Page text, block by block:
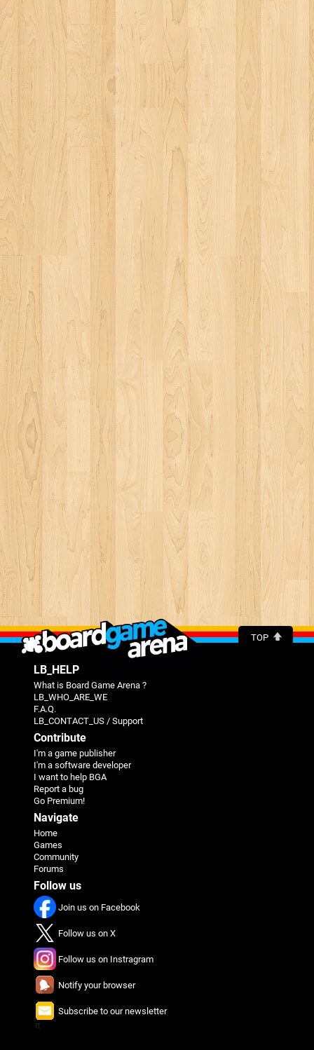
TOP
LB_HELP
What is Board Game Arena ?
LB_WHO_ARE_WE
F.A.Q.
LB_CONTACT_US / Support
Contribute
I'm a game publisher
I'm a software developer
I want to help BGA
Report a bug
Go Premium!
Navigate
Home
Games
Community
Forums
Follow us
Join us on Facebook
Follow us on X
Follow us on Instragram
Notify your browser
Subscribe to our newsletter
π